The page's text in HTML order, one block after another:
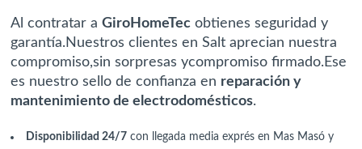
Al contratar aGiroHomeTec obtienes seguridad y
garantía.Nuestros clientes en Salt aprecian nuestra
compromiso,sin sorpresas ycompromiso firmado.Ese
es nuestro sello de confianza en reparación y
mantenimiento de electrodomésticos.
Disponibilidad 24/7 con llegada media exprés en Mas Masó y